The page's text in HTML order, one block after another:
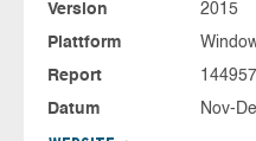
Version
2015
Plattform
Report
144957
Datum
Nov-